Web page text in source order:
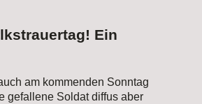
Ein
am kommenden Sonntag
gefallene Soldat diffus aber